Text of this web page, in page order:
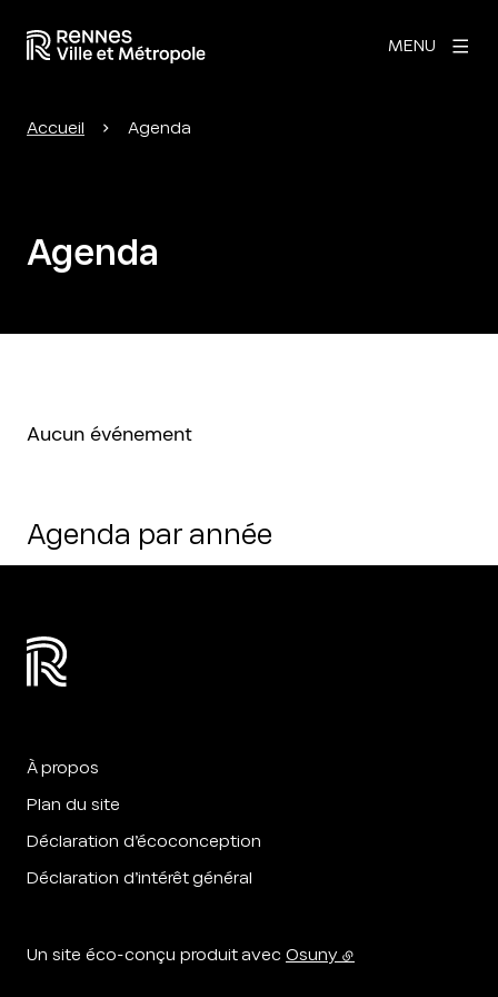
MENU
Accueil Agenda
Agenda
Aucun événement
Agenda par année
À propos
Plan du site
Déclaration d’écoconception
Déclaration d’intérêt général
Un site éco-conçu produit avec Osuny